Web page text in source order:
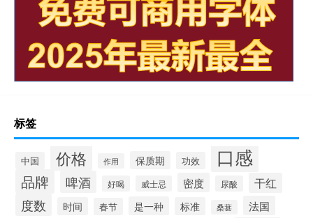
标签
中国 价格 作用 保质期 功效 口感
品牌 啤酒 好喝 威士忌 密度 尿酸 干红
度数 时间 春节 是一种 标准 桑葚 法国